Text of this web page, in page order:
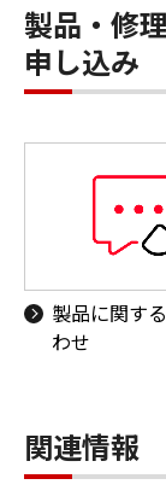
製品・修
申し込み
製品に関す
わせ
関連情報